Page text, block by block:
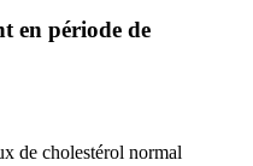
en période de
de cholestérol normal